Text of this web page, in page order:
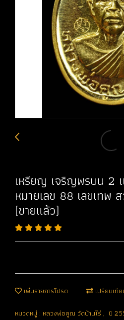
เหรียญ เจริญพรบน 2
หมายเลข 88 เลขเทพ
(ขายแล้ว)
เพิ่มรายการโปรด เปรียบเที
หมวดหมู่ : หลวงพ่อคูณ วัดบ้านไร่ , ปี